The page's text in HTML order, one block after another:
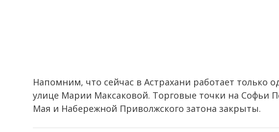
Напомним, что сейчас в Астрахани работает только
улице Марии Максаковой. Торговые точки на Софьи
Мая и Набережной Приволжского затона закрыты.